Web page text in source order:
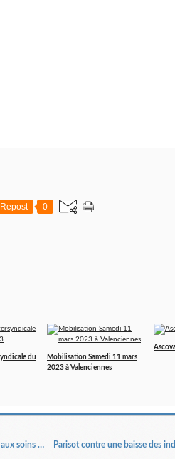
Repost 0
du
Mobilisation Samedi 11 mars
2023 à Valenciennes
La « règle d’or » du démantèlement de l’accès aux soins (Miroir Social)